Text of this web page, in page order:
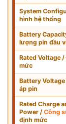
System
hình hệ thống
Battery
lượng pin đầu
Rated Voltage
mức
Battery Voltage
áp pin
Rated Charge
Power / Công
định mức